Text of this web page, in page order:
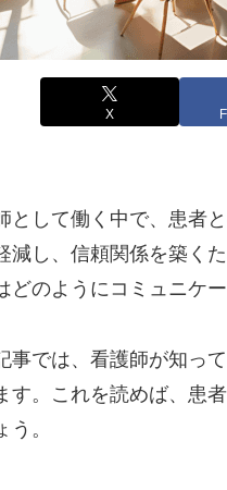
X
として働く中で、患者
減し、信頼関係を築く
どのようにコミュニケ
事では、看護師が知っ
す。これを読めば、患
う。